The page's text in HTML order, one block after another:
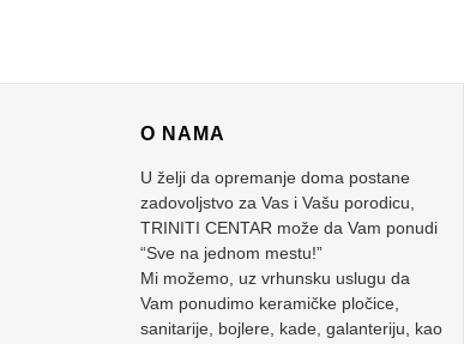
O NAMA
U želji da opremanje doma postane
zadovoljstvo za Vas i Vašu porodicu,
TRINITI CENTAR može da Vam ponudi
“Sve na jednom mestu!”
Mi možemo, uz vrhunsku uslugu da
Vam ponudimo keramičke pločice,
sanitarije, bojlere, kade, galanteriju, kao